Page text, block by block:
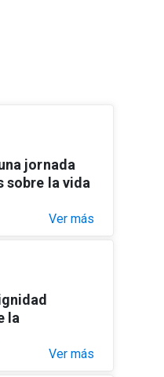
jornada
sobre la vida
Ver más
la
Ver más